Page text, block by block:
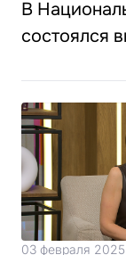
В
состоялся
03 февраля